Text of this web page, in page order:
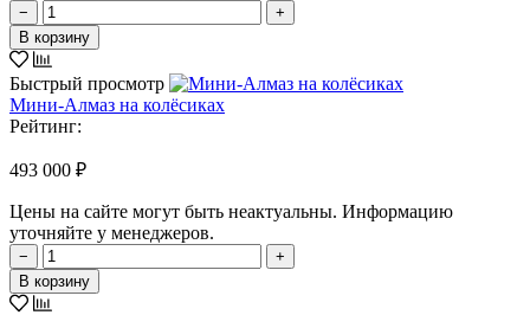
−
+
В корзину
Быстрый просмотр
Мини-Алмаз на колёсиках
Рейтинг:
493 000 ₽
Цены на сайте могут быть неактуальны. Информацию
уточняйте у менеджеров.
−
+
В корзину